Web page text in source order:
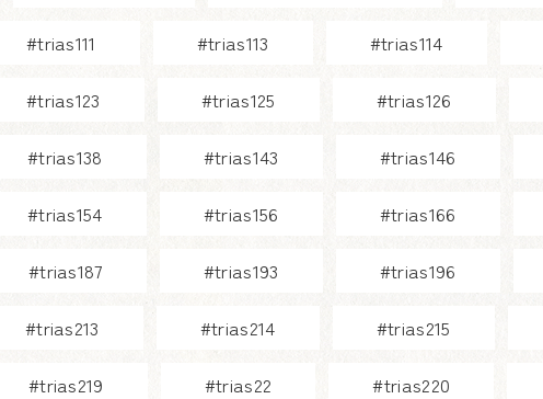
#trias111 #trias113 #trias114
#trias123 #trias125 #trias126
#trias138 #trias143 #trias146
#trias154 #trias156 #trias166
#trias187 #trias193 #trias196
#trias213 #trias214 #trias215
#trias219 #trias22 #trias220